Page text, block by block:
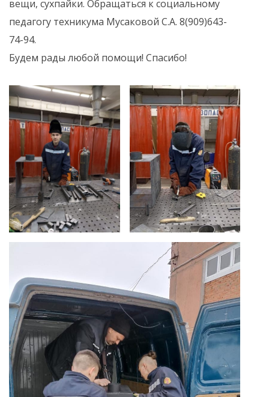
вещи, сухпайки. Обращаться к социальному
педагогу техникума Мусаковой С.А. 8(909)643-
74-94.
Будем рады любой помощи! Спасибо!